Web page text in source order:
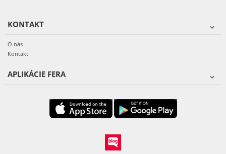
KONTAKT
O nás
Kontakt
APLIKÁCIE FERA